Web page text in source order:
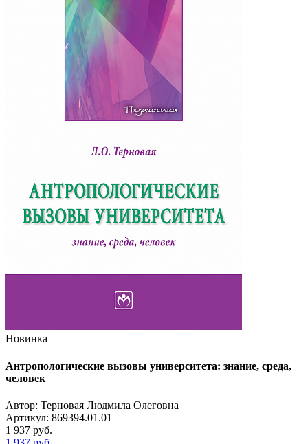
Новинка
Антропологические вызовы университета: знание, среда,
человек
Автор: Терновая Людмила Олеговна
Артикул: 869394.01.01
1 937 руб.